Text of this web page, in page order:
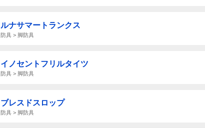
ルナサマートランクス
防具 > 脚防具
イノセントフリルタイツ
防具 > 脚防具
ブレスドスロップ
防具 > 脚防具